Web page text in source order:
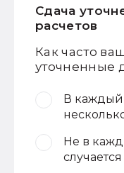
Сдача
расчетов
Как часто
уточненные
В каждый
Не в
случается